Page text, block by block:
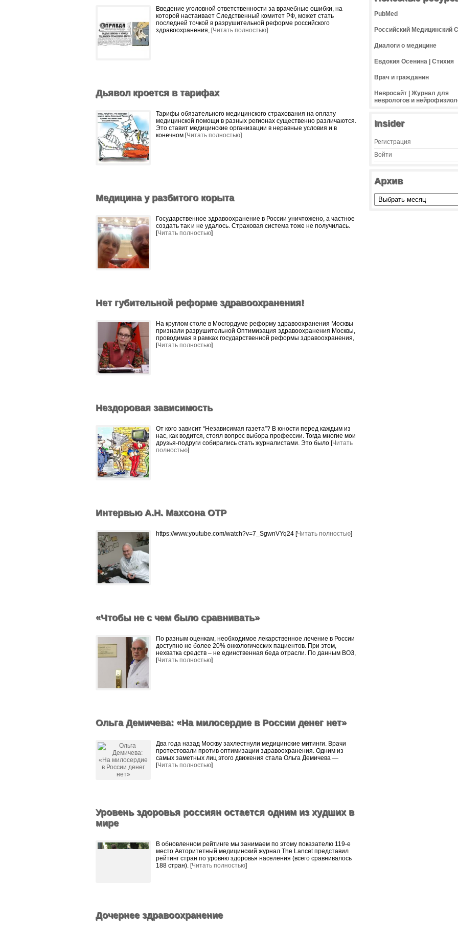
Введение уголовной ответственности за врачебные ошибки, на
которой настаивает Следственный комитет РФ, может стать
последней точкой в разрушительной реформе российского
здравоохранения, [Читать полностью]
Дьявол кроется в тарифах
Тарифы обязательного медицинского страхования на оплату
медицинской помощи в разных регионах существенно различаются.
Это ставит медицинские организации в неравные условия и в
конечном [Читать полностью]
Медицина у разбитого корыта
Государственное здравоохранение в России уничтожено, а частное
создать так и не удалось. Страховая система тоже не получилась.
[Читать полностью]
Нет губительной реформе здравоохранения!
На круглом столе в Мосгордуме реформу здравоохранения Москвы
признали разрушительной Оптимизация здравоохранения Москвы,
проводимая в рамках государственной реформы здравоохранения,
[Читать полностью]
Нездоровая зависимость
нас, как водится, стоял вопрос выбора профессии. Тогда многие мои
друзья-подруги собирались стать журналистами. Это было [Читать
полностью]
Интервью А.Н. Махсона ОТР
https://www.youtube.com/watch?v=7_SgwnVYq24 [Читать полностью]
«Чтобы не с чем было сравнивать»
По разным оценкам, необходимое лекарственное лечение в России
доступно не более 20% онкологических пациентов. При этом,
нехватка средств – не единственная беда отрасли. По данным ВОЗ,
[Читать полностью]
Ольга Демичева: «На милосердие в России денег нет»
Два года назад Москву захлестнули медицинские митинги. Врачи
протестовали против оптимизации здравоохранения. Одним из
самых заметных лиц этого движения стала Ольга Демичева —
[Читать полностью]
Уровень здоровья россиян остается одним из худших в
мире
В обновленном рейтинге мы занимаем по этому показателю 119-е
место Авторитетный медицинский журнал The Lancet представил
рейтинг стран по уровню здоровья населения (всего сравнивалось
188 стран). [Читать полностью]
Дочернее здравоохранение
PubMed
Российский Медицинский
Диалоги о медицине
Евдокия Осенина | Стихия
Врач и гражданин
Невросайт | Журнал для
неврологов и
Insider
Регистрация
Войти
Архив